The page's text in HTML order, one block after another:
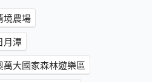
境農場
月潭
大國家森林遊樂區